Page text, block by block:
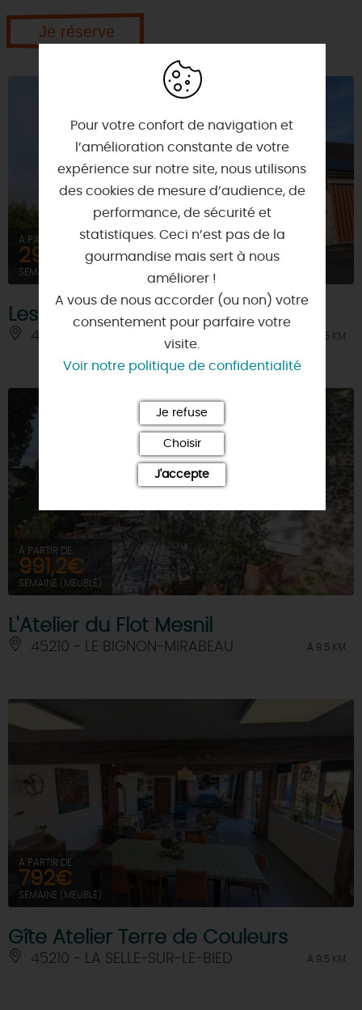
Je réserve
À PARTIR DE
295€
SEMAINE (MEUBLÉ)
Les Gauguins
45320 - SAINT-HILAIRE-LES-ANDRESIS À 7.5 KM
À PARTIR DE
991,2€
SEMAINE (MEUBLÉ)
L'Atelier du Flot Mesnil
45210 - LE BIGNON-MIRABEAU À 9.5 KM
À PARTIR DE
792€
SEMAINE (MEUBLÉ)
Gîte Atelier Terre de Couleurs
45210 - LA SELLE-SUR-LE-BIED À 9.5 KM
Pour votre confort de navigation et
l’amélioration constante de votre
expérience sur notre site, nous utilisons
des cookies de mesure d’audience, de
performance, de sécurité et
statistiques. Ceci n’est pas de la
gourmandise mais sert à nous
améliorer !
A vous de nous accorder (ou non) votre
consentement pour parfaire votre
visite.
Voir notre politique de confidentialité
Je refuse
Choisir
J'accepte